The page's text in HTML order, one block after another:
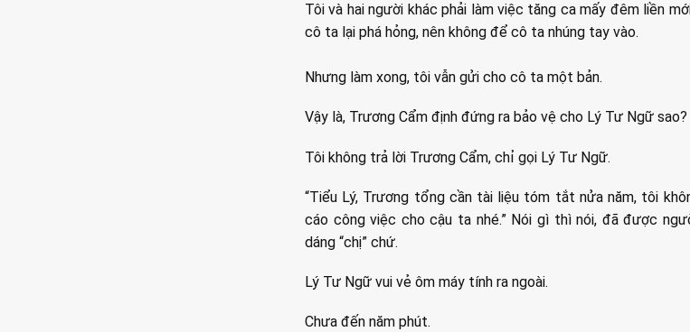
Tôi và hai người khác phải làm việc tăng ca mấy đêm liền
cô ta lại phá hỏng, nên không để cô ta nhúng tay vào.
Nhưng làm xong, tôi vẫn gửi cho cô ta một bản.
Vậy là, Trương Cẩm định đứng ra bảo vệ cho Lý Tư Ngữ sao?
Tôi không trả lời Trương Cẩm, chỉ gọi Lý Tư Ngữ.
“Tiểu Lý, Trương tổng cần tài liệu tóm tắt nửa năm, tôi
cáo công việc cho cậu ta nhé.” Nói gì thì nói, đã được
dáng “chị” chứ.
Lý Tư Ngữ vui vẻ ôm máy tính ra ngoài.
Chưa đến năm phút.